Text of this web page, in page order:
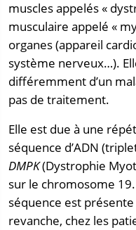
muscles appelés «
musculaire appelé «
organes (appareil
système nerveux…).
différemment d’un
pas de traitement.
Elle est due à une
séquence d’ADN
DMPK(Dystrophie
sur le chromosome
séquence est
revanche, chez les